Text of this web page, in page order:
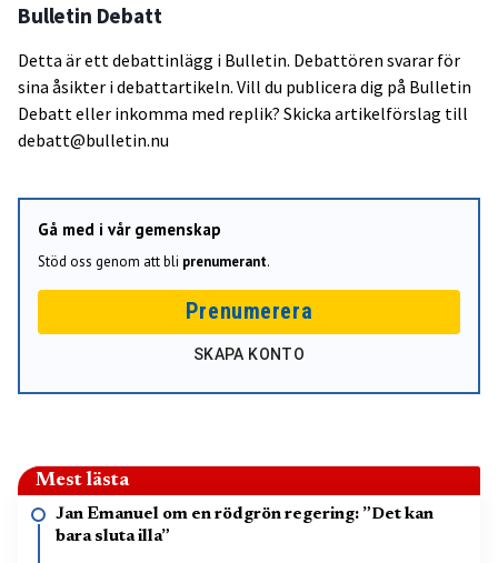
Bulletin Debatt
Detta är ett debattinlägg i Bulletin. Debattören svarar för
sina åsikter i debattartikeln. Vill du publicera dig på Bulletin
Debatt eller inkomma med replik? Skicka artikelförslag till
debatt@bulletin.nu
Gå med i vår gemenskap
Stöd oss genom att bli prenumerant.
Prenumerera
SKAPA KONTO
Mest lästa
Jan Emanuel om en rödgrön regering: ”Det kan
bara sluta illa”